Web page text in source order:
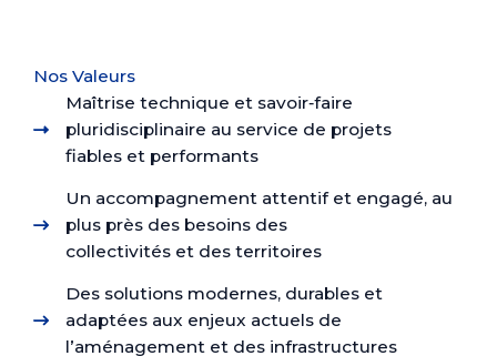
Nos Valeurs​
Maîtrise technique et savoir‑faire
pluridisciplinaire au service de projets
fiables et performants
Un accompagnement attentif et engagé, au
plus près des besoins des
collectivités et des territoires
Des solutions modernes, durables et
adaptées aux enjeux actuels de
l’aménagement et des infrastructures